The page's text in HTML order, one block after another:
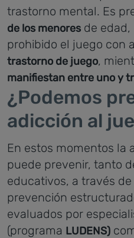
trastorno mental. Es
de los menores de edad,
prohibido el juego con
trastorno de juego,
manifiestan entre uno y
¿Podemos
adicción al
En estos momentos la
puede prevenir, tanto
educativos, a través
prevención
evaluados por
(programa LUDENS)